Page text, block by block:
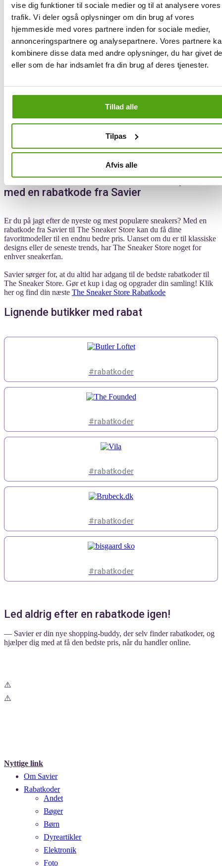
vise dig funktioner til sociale medier og til at analysere vores
trafik. Vi deler også oplysninger om din brug af vores
hjemmeside med vores partnere inden for sociale medier,
annonceringspartnere og analysepartnere. Vores partnere
kombinere disse data med andre oplysninger, du har givet
eller som de har indsamlet fra din brug af deres tjenester.
Tillad alle
Tilpas
Afvis alle
produkter, du ønsker at købe hos New Balance, aktiverer du blot
Savier. Assistenten scanner derefter internettet for tilgængelige
rabatkoder, der passer til de varer, du er interesseret i.
Savier tager ikke kun søgeprocessen ud af ligningen – assistenten
tester også hver enkelt kode for at sikre sig, at de virker. Denne
testproces sker hurtigt og effektivt i baggrunden, så du ikke behøver
vente længe eller manuelt prøve hver kode.
automatisk denne ved kassen. Det betyder altså, at du får den største
mulige besparelse uden selv at skulle gennemgå en række ugyldige
Med kun ét klik bekræfter du brugen af Saviers service hvorefter
assistenten tager sig af resten. Du kan altså nyde dine indkøb fra
New Balance med visheden om, at du ikke går glip af nogen skjulte
besparelser.
Få de fedeste sneakers til nedsatte priser
med en rabatkode fra Savier
Er du på jagt efter de nyeste og mest populære sneakers? Med en
rabatkode fra Savier til The Sneaker Store kan du få dine
favoritmodeller til en endnu bedre pris. Uanset om du er til klassiske
designs eller de seneste trends, har The Sneaker Store noget for
enhver sneakerfan.
Savier sørger for, at du altid har adgang til de bedste rabatkoder til
The Sneaker Store. Gør et kup i dag og opgrader din samling! Klik
her og find din næste The Sneaker Store Rabatkode
Lignende butikker med rabat
#rabatkoder
#rabatkoder
#rabatkoder
#rabatkoder
#rabatkoder
Led aldrig efter en rabatkode igen!
— Savier er din nye shopping-buddy, der selv finder rabatkoder, og
hjælper dig med at få den bedste pris, når du handler online.
Nyttige link
Om Savier
Rabatkoder
Andet
Bøger
Børn
Dyreartikler
Elektronik
Foto